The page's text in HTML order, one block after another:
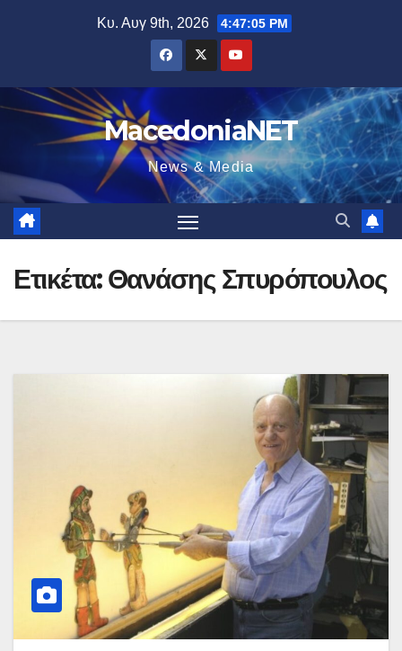
Κυ. Αυγ 9th, 2026 4:47:06 PM
MacedoniaNET
News & Media
Ετικέτα:Θανάσης Σπυρόπουλος